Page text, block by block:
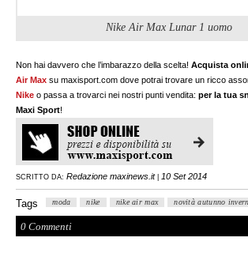
Nike Air Max Lunar 1 uomo
Non hai davvero che l’imbarazzo della scelta!Acquista
Air Max su maxisport.com dove potrai trovare un ricco
Nike o passa a trovarci nei nostri punti vendita:per la tua
Maxi Sport!
SCRITTO DA: Redazione maxinews.it 10 Set 2014
Tags moda nike nike air max novità autunno
0 Commenti